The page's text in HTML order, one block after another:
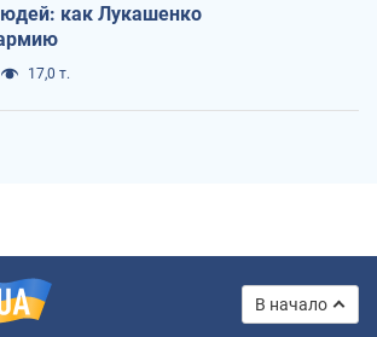
как Лукашенко
17,0 т.
В начало